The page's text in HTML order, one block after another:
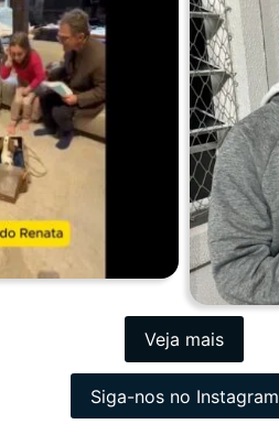
Veja mais
Siga-nos no Instagram